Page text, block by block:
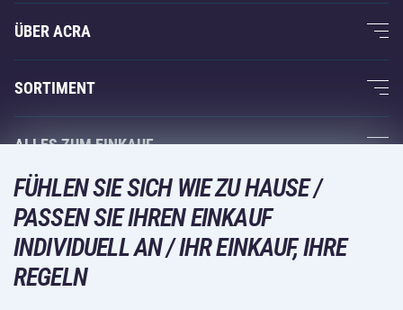
ÜBER ACRA
Über uns
Acra-Garantie
Kontakte
Großhandel
Einkaufsratgeber
SORTIMENT
Fitness und Krafttraining
Racketsportarten
Wintersport
Freizeit und Unterhaltung
Camping und Wandern
ALLES ZUM EINKAUF
Acra-Garantie
Rückgabe und Reklamationen
VERSANDARTEN
FÜHLEN SIE SICH WIE ZU HAUSE /
PASSEN SIE IHREN EINKAUF
INDIVIDUELL AN / IHR EINKAUF, IHRE
REGELN